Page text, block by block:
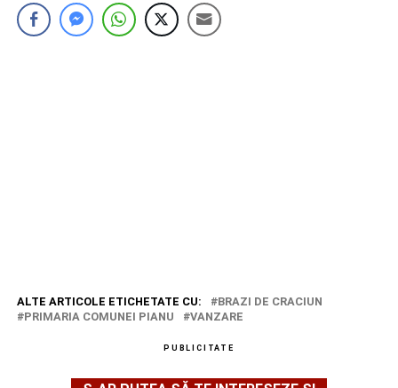
ALTE ARTICOLE ETICHETATE CU:
BRAZI DE CRACIUN
PRIMARIA COMUNEI PIANU
VANZARE
PUBLICITATE